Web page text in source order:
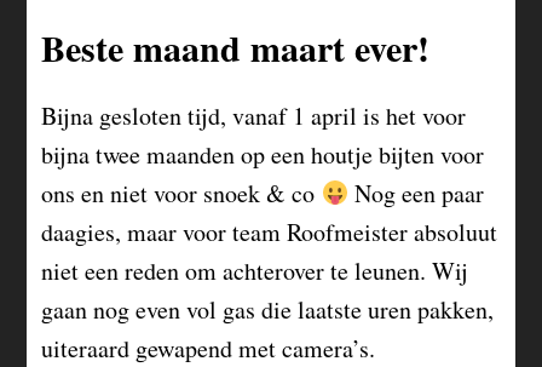
Beste maand maart ever!
Bijna gesloten tijd, vanaf 1 april is het voor
bijna twee maanden op een houtje bijten voor
ons en niet voor snoek & co
Nog een paar
daagies, maar voor team Roofmeister absoluut
niet een reden om achterover te leunen. Wij
gaan nog even vol gas die laatste uren pakken,
uiteraard gewapend met camera’s.